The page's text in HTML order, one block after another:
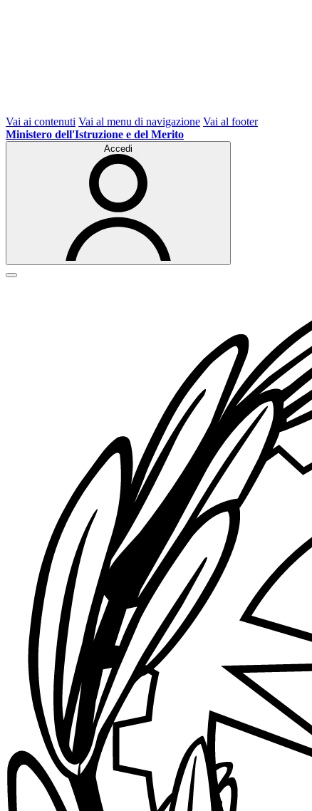
Vai ai contenuti Vai al menu di navigazione Vai al footer
Ministero dell'Istruzione e del Merito
Accedi